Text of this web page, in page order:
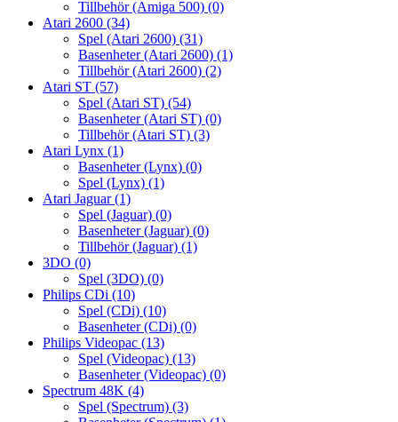
Tillbehör (Amiga 500) (0)
Atari 2600 (34)
Spel (Atari 2600) (31)
Basenheter (Atari 2600) (1)
Tillbehör (Atari 2600) (2)
Atari ST (57)
Spel (Atari ST) (54)
Basenheter (Atari ST) (0)
Tillbehör (Atari ST) (3)
Atari Lynx (1)
Basenheter (Lynx) (0)
Spel (Lynx) (1)
Atari Jaguar(1)
Spel (Jaguar) (0)
Basenheter (Jaguar) (0)
Tillbehör (Jaguar) (1)
3DO (0)
Spel (3DO) (0)
Philips CDi (10)
Spel (CDi) (10)
Basenheter (CDi) (0)
Philips Videopac (13)
Spel (Videopac) (13)
Basenheter (Videopac) (0)
Spectrum 48K (4)
Spel (Spectrum) (3)